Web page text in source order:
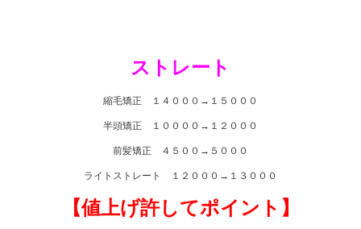
ストレート
縮毛矯正 １４０００→１５０００
半頭矯正 １００００→１２０００
前髪矯正 ４５００→５０００
ライトストレート １２０００→１３０００
【値上げ許してポイント】